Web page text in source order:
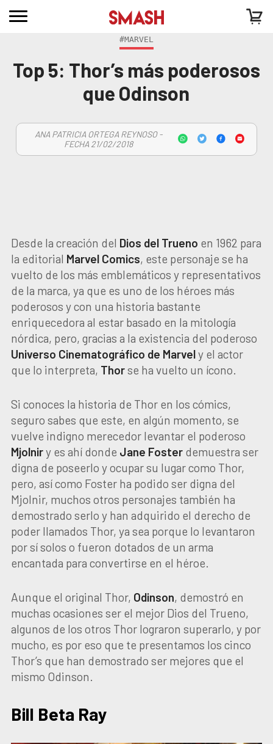
#MARVEL
Top 5: Thor’s más poderosos
que Odinson
ANA PATRICIA ORTEGA REYNOSO -
FECHA 21/02/2018
Desde la creación del Dios del Trueno en 1962 para
la editorial Marvel Comics, este personaje se ha
vuelto de los más emblemáticos y representativos
de la marca, ya que es uno de los héroes más
poderosos y con una historia bastante
enriquecedora al estar basado en la mitología
nórdica, pero, gracias a la existencia del poderoso
Universo Cinematográfico de Marvely el actor
que lo interpreta, Thorse ha vuelto un ícono.
Si conoces la historia de Thor en los cómics,
seguro sabes que este, en algún momento, se
vuelve indigno merecedor levantar el poderoso
Mjolniry es ahí donde Jane Fosterdemuestra ser
digna de poseerlo y ocupar su lugar como Thor,
pero, así como Foster ha podido ser digna del
Mjolnir, muchos otros personajes también ha
demostrado serlo y han adquirido el derecho de
poder llamados Thor, ya sea porque lo levantaron
por sí solos o fueron dotados de un arma
encantada para convertirse en el héroe.
Aunque el original Thor, Odinson, demostró en
muchas ocasiones ser el mejor Dios del Trueno,
algunos de los otros Thor lograron superarlo, y por
mucho, es por eso que te presentamos los cinco
Thor’s que han demostrado ser mejores que el
mismo Odinson.
Bill Beta Ray